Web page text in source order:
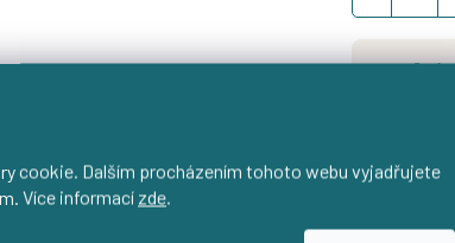
cookie. Dalším procházením tohoto webu vyjadřujete
Více informací zde.
7–14 dní od